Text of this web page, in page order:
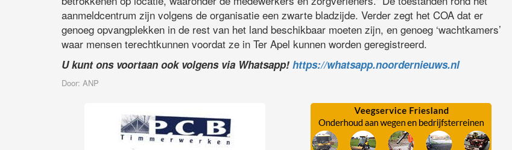
aanmeldcentrum zijn volgens de organisatie een zwarte bladzijde. Verder zegt het COA dat er
genoeg opvangplekken in de rest van het land beschikbaar moeten zijn, en genoeg ‘wachtkamers’
waar mensen terechtkunnen voordat ze in Ter Apel kunnen worden geregistreerd.
U kunt ons voortaan ook volgens via Whatsapp! https://whatsapp.noordernieuws.nl
Door: ANP